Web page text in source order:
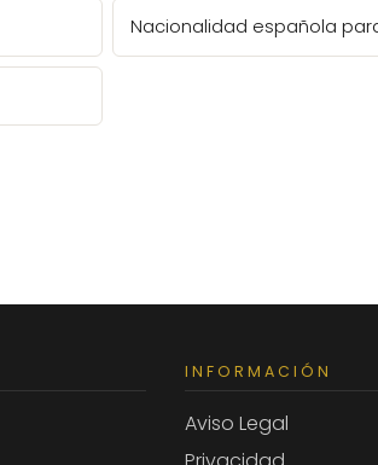
Nacionalidad española
INFORMACIÓN
Aviso Legal